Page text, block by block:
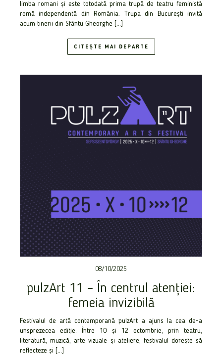
limba romani și este totodată prima trupă de teatru feministă
romă independentă din România. Trupa din București invită
acum tinerii din Sfântu Gheorghe […]
CITEȘTE MAI DEPARTE
08/10/2025
pulzArt 11 – În centrul atenției:
femeia invizibilă
Festivalul de artă contemporană pulzArt a ajuns la cea de-a
unsprezecea ediție. Între 10 și 12 octombrie, prin teatru,
literatură, muzică, arte vizuale și ateliere, festivalul dorește să
reflecteze și […]